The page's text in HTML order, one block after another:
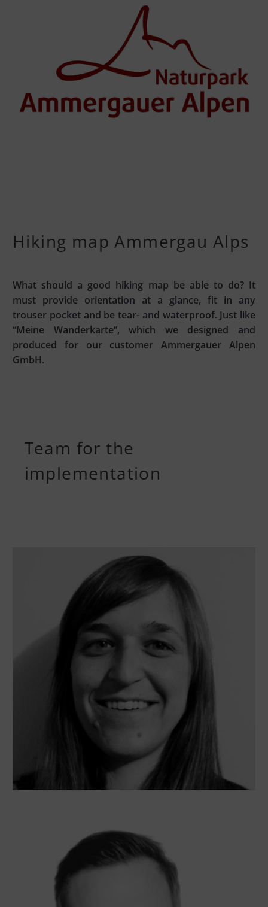
Hiking map Ammergau Alps
What should a good hiking map be able to do? It
must provide orientation at a glance, fit in any
trouser pocket and be tear- and waterproof. Just like
“Meine Wanderkarte”, which we designed and
produced for our customer Ammergauer Alpen
GmbH.
Team for the
implementation